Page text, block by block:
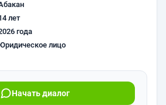
лет
года
лицо
Начать диалог